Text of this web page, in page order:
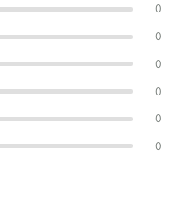
0
0
0
0
0
0